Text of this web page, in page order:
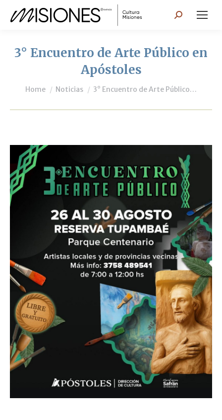
Search:
3° Encuentro de Arte Público en
Apóstoles
You are here:
Home Noticias 3° Encuentro de Arte Público…